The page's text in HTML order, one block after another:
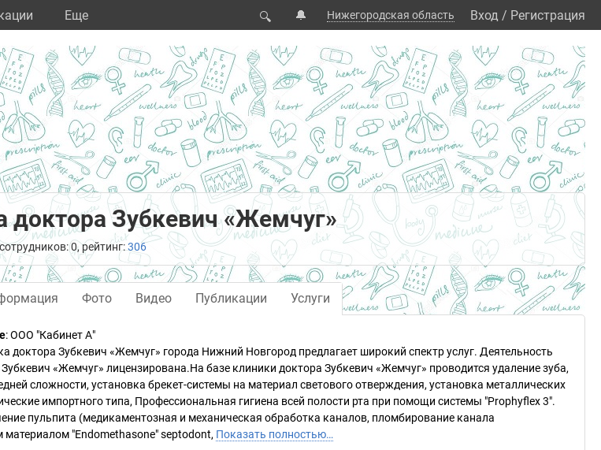
Eще 🔍 🔔 Нижегородская область Вход / Регистрация
доктора Зубкевич «Жемчуг»
0, рейтинг:306
Фото Видео Публикации Услуги
:ООО "Кабинет А"
доктора Зубкевич «Жемчуг» города Нижний Новгород предлагает широкий спектр услуг. Деятельность
«Жемчуг» лицензирована.На базе клиники доктора Зубкевич «Жемчуг» проводится удаление зуба,
сложности, установка брекет-системы на материал светового отверждения, установка металлических
импортного типа, Профессиональная гигиена всей полости рта при помощи системы "Prophyflex 3".
пульпита (медикаментозная и механическая обработка каналов, пломбирование канала
"Endomethasone" septodont, Показать полностью…